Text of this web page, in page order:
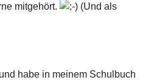
mitgehört.
(Und als
habe in meinem Schulbuch